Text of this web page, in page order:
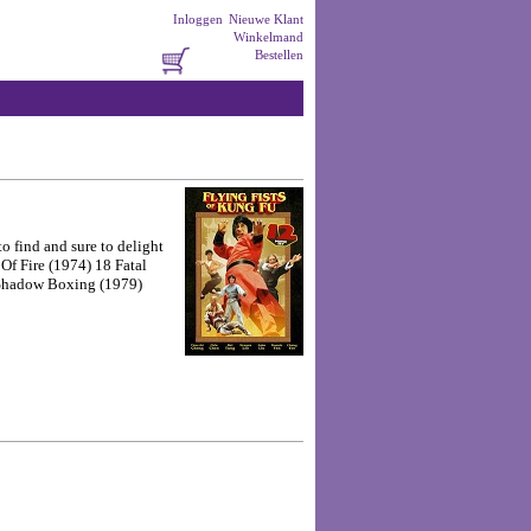
Nieuwe Klant
Inloggen
Winkelmand
Bestellen
find and sure to delight
Fire (1974) 18 Fatal
Boxing (1979)